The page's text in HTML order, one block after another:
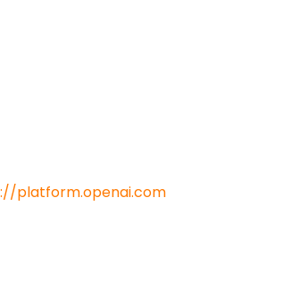
platform.openai.com